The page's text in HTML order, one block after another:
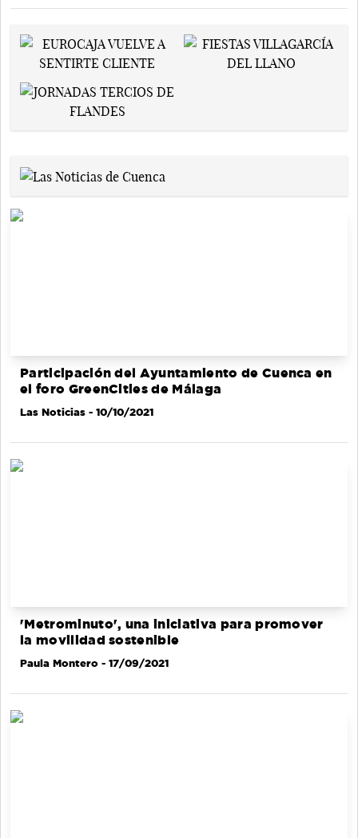
Participación del Ayuntamiento de Cuenca en
el foro GreenCities de Málaga
Las Noticias - 10/10/2021
'Metrominuto', una iniciativa para promover
la movilidad sostenible
Paula Montero - 17/09/2021